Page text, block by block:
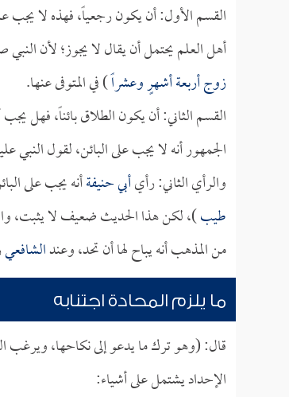
القسم الأول: أن يكون رجعياً، فهذه لا يجب
أهل العلم يحتمل أن يقال لا يجوز؛ لأن
زوج أربعة أشهرٍ وعشراً) في المتوفى عنها.
القسم الثاني: أن يكون الطلاق بائناً، فهل
الجمهور أنه لا يجب على البائن، لقول النبي
والرأي الثاني: رأيأبي حنيفةأنه يجب على
طيب)، لكن هذا الحديث ضعيف لا يثبت،
من المذهب أنه يباح لها أن تحد، وعندالشافعي
ما يلزم المحادة اجتنابه
قال: (وهو ترك ما يدعو إلى نكاحها، ويرغب
الإحداد يشتمل على أشياء: